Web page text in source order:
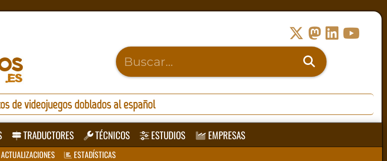
de videojuegos doblados al español
TRADUCTORES TÉCNICOS ESTUDIOS EMPRESAS
ESTADÍSTICAS